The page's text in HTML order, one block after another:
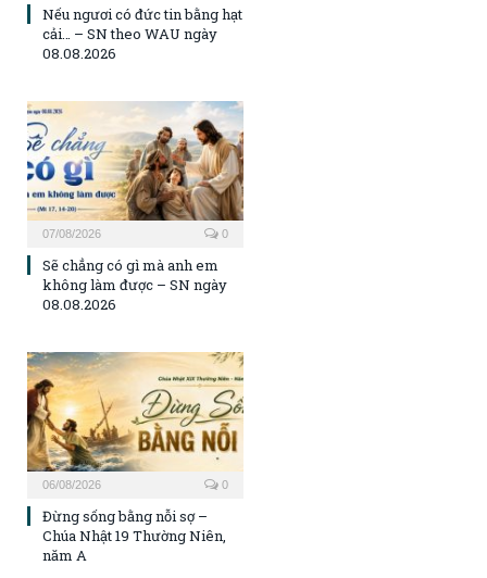
Nếu ngươi có đức tin bằng hạt
cải… – SN theo WAU ngày
08.08.2026
07/08/2026 0
Sẽ chẳng có gì mà anh em
không làm được – SN ngày
08.08.2026
06/08/2026 0
Đừng sống bằng nỗi sợ –
Chúa Nhật 19 Thường Niên,
năm A